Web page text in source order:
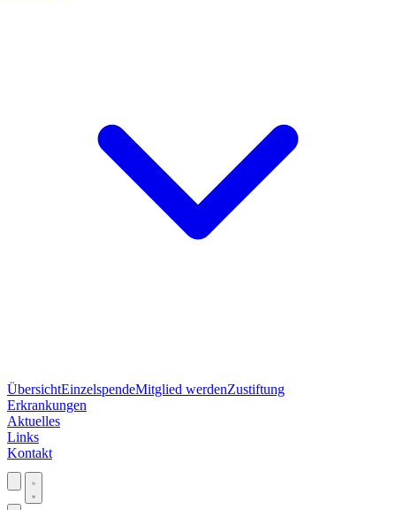
ÜbersichtEinzelspendeMitglied werdenZustiftung
Erkrankungen
Aktuelles
Links
Kontakt